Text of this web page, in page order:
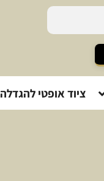
ציוד אופטי להגדלה